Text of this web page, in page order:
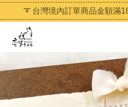
➰ 台灣境內訂單商品金額滿